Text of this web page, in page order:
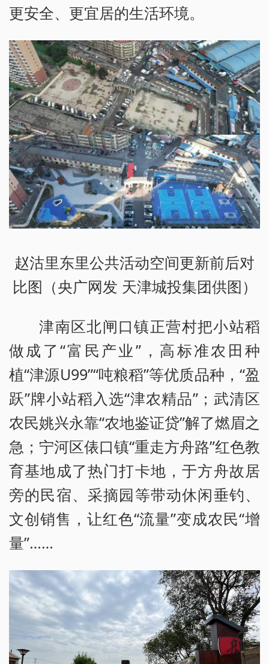
更安全、更宜居的生活环境。
赵沽里东里公共活动空间更新前后对
比图（央广网发 天津城投集团供图）
津南区北闸口镇正营村把小站稻
做成了“富民产业”，高标准农田种
植“津源U99”“吨粮稻”等优质品种，“盈
跃”牌小站稻入选“津农精品”；武清区
农民姚兴永靠“农地鉴证贷”解了燃眉之
急；宁河区俵口镇“重走方舟路”红色教
育基地成了热门打卡地，于方舟故居
旁的民宿、采摘园等带动休闲垂钓、
文创销售，让红色“流量”变成农民“增
量”……